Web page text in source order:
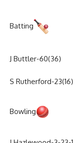
Batting
J Buttler-60(36)
S Rutherford-23(16)
Bowling